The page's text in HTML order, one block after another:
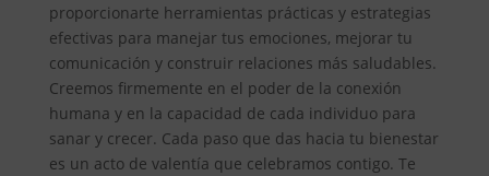
proporcionarte herramientas prácticas y estrategias
efectivas para manejar tus emociones, mejorar tu
comunicación y construir relaciones más saludables.
Creemos firmemente en el poder de la conexión
humana y en la capacidad de cada individuo para
sanar y crecer. Cada paso que das hacia tu bienestar
es un acto de valentía que celebramos contigo. Te